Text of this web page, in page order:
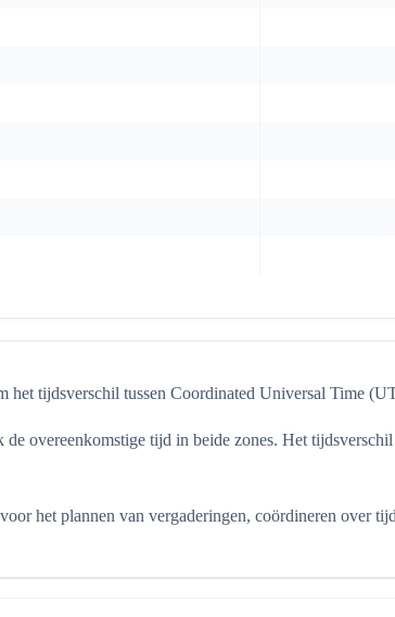
tijdsverschil tussen Coordinated Universal Time
overeenkomstige tijd in beide zones. Het
het plannen van vergaderingen, coördineren over